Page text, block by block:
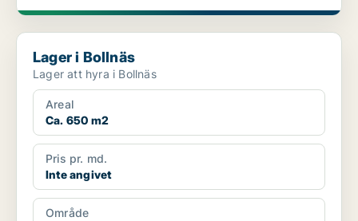
Lager i Bollnäs
Lager i Bollnäs
Lager att hyra i Bollnäs
Areal
Ca. 650 m2
Pris pr. md.
Inte angivet
Område